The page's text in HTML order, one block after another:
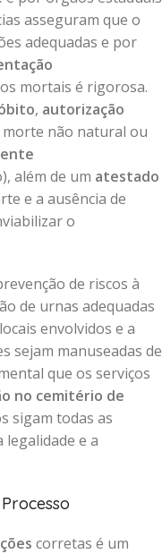
asseguram que o
adequadas e por
mortais é rigorosa.
, autorização
morte não natural ou
além de um atestado
e a ausência de
o
de riscos à
de urnas adequadas
envolvidos e a
sejam manuseadas de
que os serviços
no cemitério de
sigam todas as
e a
corretas é um